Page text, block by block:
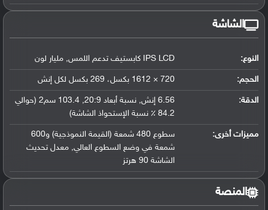
الشاشة
النوع: IPS LCD كابستيف تدعم اللمس, مليار لون
الحجم: 720 × 1612 بكسل، 269 بكسل لكل إنش
الدقة:
6.56 إنش, نسبة أبعاد 20:9, 103.4 سم2 (حوالي
84.2 ٪ نسبة الإستحواذ الشاشة)
مميزات أخرى:
سطوع 480 شمعة (القيمة النموذجية) و600
شمعة في وضع السطوع العالي, معدل تحديث
الشاشة 90 هرتز
المنصة